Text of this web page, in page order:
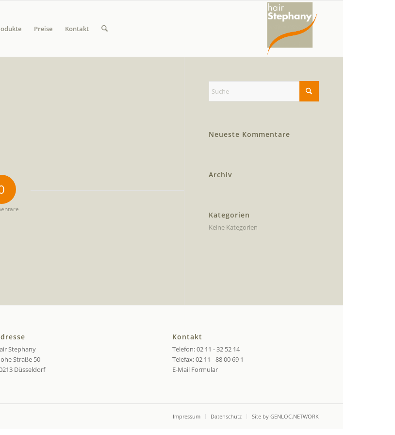
Preise Kontakt
Neueste Kommentare
Archiv
Kategorien
Keine Kategorien
Stephany
Straße 50
Düsseldorf
Kontakt
Telefon: 02 11 - 32 52 14
Telefax: 02 11 - 88 00 69 1
E-Mail Formular
Impressum Datenschutz Site by GENLOC.NETWORK